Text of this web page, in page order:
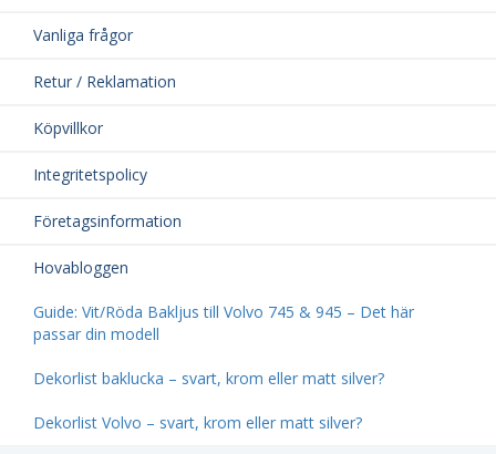
Vanliga frågor
Retur / Reklamation
Köpvillkor
Integritetspolicy
Företagsinformation
Hovabloggen
Guide: Vit/Röda Bakljus till Volvo 745 & 945 – Det här
passar din modell
Dekorlist baklucka – svart, krom eller matt silver?
Dekorlist Volvo – svart, krom eller matt silver?